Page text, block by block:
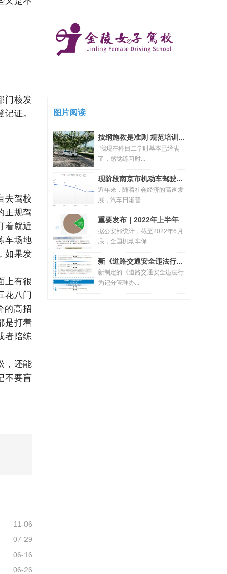
门核发
证。
去驾校
正规驾
着就近
车场地
如果发
上有很
花八门
的高招
是打着
者陪练
，还能
不要盲
11-06
07-29
06-16
06-26
图片阅读
按纲施教是准则 规范培训...
“我现在科目二学时基本已经满
了，感觉练习时...
现阶段南京市机动车驾驶...
近年来，随着社会经济的高速发
展，汽车日渐普...
重要发布｜2022年上半年
新...
据公安部统计，截至2022年6月
底，全国机动车保...
新《道路交通安全违法行...
新制定的《道路交通安全违法行
为记分管理办...